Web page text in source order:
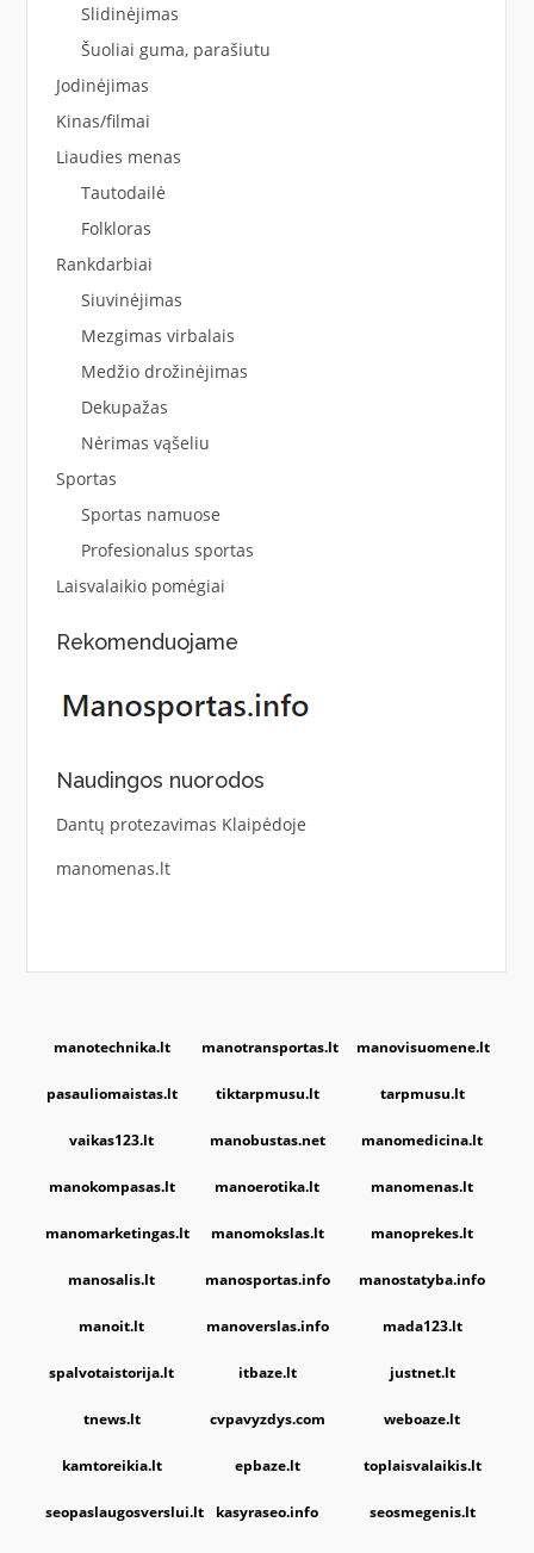
Slidinėjimas
Šuoliai guma, parašiutu
Jodinėjimas
Kinas/filmai
Liaudies menas
Tautodailė
Folkloras
Rankdarbiai
Siuvinėjimas
Mezgimas virbalais
Medžio drožinėjimas
Dekupažas
Nėrimas vąšeliu
Sportas
Sportas namuose
Profesionalus sportas
Laisvalaikio pomėgiai
Rekomenduojame
Naudingos nuorodos
Dantų protezavimas Klaipėdoje
manomenas.lt
manotechnika.lt manotransportas.lt manovisuomene.lt
pasauliomaistas.lt tiktarpmusu.lt tarpmusu.lt
vaikas123.lt manobustas.net manomedicina.lt
manokompasas.lt manoerotika.lt manomenas.lt
manomarketingas.lt manomokslas.lt manoprekes.lt
manosalis.lt manosportas.info manostatyba.info
manoit.lt manoverslas.info mada123.lt
spalvotaistorija.lt itbaze.lt justnet.lt
tnews.lt cvpavyzdys.com weboaze.lt
kamtoreikia.lt epbaze.lt toplaisvalaikis.lt
seopaslaugosverslui.lt kasyraseo.info seosmegenis.lt